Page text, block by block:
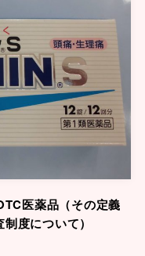
医薬品（その定義
度について）